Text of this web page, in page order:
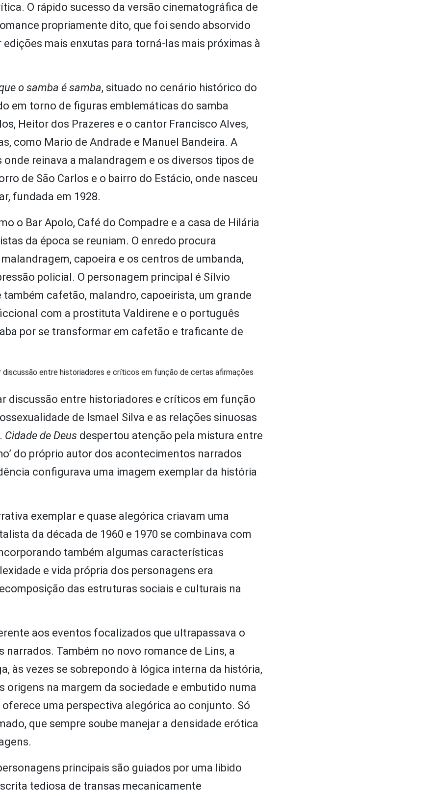
O rápido sucesso da versão cinematográfica de
propriamente dito, que foi sendo absorvido
mais enxutas para torná-las mais próximas à
o samba é samba, situado no cenário histórico do
em torno de figuras emblemáticas do samba
Heitor dos Prazeres e o cantor Francisco Alves,
como Mario de Andrade e Manuel Bandeira. A
reinava a malandragem e os diversos tipos de
de São Carlos e o bairro do Estácio, onde nasceu
fundada em 1928.
o Bar Apolo, Café do Compadre e a casa de Hilária
da época se reuniam. O enredo procura
capoeira e os centros de umbanda,
policial. O personagem principal é Sílvio
cafetão, malandro, capoeirista, um grande
com a prostituta Valdirene e o português
por se transformar em cafetão e traficante de
discussão entre historiadores e críticos em função de certas afirmações
discussão entre historiadores e críticos em função
de Ismael Silva e as relações sinuosas
Cidade de Deus despertou atenção pela mistura entre
do próprio autor dos acontecimentos narrados
configurava uma imagem exemplar da história
exemplar e quase alegórica criavam uma
da década de 1960 e 1970 se combinava com
também algumas características
e vida própria dos personagens era
das estruturas sociais e culturais na
aos eventos focalizados que ultrapassava o
Também no novo romance de Lins, a
às vezes se sobrepondo à lógica interna da história,
origens na margem da sociedade e embutido numa
uma perspectiva alegórica ao conjunto. Só
que sempre soube manejar a densidade erótica
principais são guiados por uma libido
tediosa de transas mecanicamente